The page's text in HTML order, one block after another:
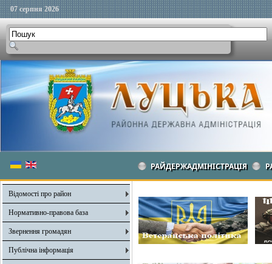
07 серпня 2026
РАЙДЕРЖАДМІНІСТРАЦІЯ
Відомості про район
Нормативно-правова база
Звернення громадян
Публічна інформація